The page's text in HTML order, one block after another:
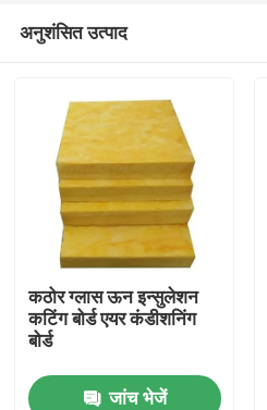
घर
उत्पादों
अनुशंसित उत्पाद
कठोर ग्लास ऊन इन्सुलेशन
कटिंग बोर्ड एयर कंडीशनिंग
बोर्ड
जांच भेजें